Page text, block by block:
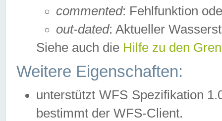
commented: Fehlfunktion
out-dated: Aktueller
Siehe auch die Hilfe zu den
Weitere Eigenschaften:
unterstützt WFS Spezifikation
bestimmt der WFS-Client.